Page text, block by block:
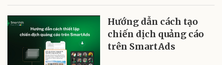
Hướng dẫn cách tạo
chiến dịch quảng cáo
trên SmartAds